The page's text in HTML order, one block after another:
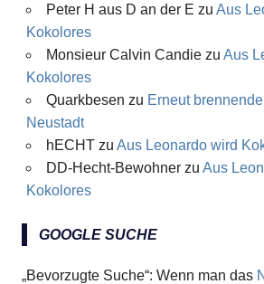
Peter H aus D an der E zu Aus
Kokolores
Monsieur Calvin Candiezu Aus
Kokolores
Quarkbesen zu Erneut
Neustadt
hECHTzu Aus Leonardo wird
DD-Hecht-Bewohnerzu Aus
Kokolores
GOOGLE SUCHE
„Bevorzugte Suche“: Wenn man das